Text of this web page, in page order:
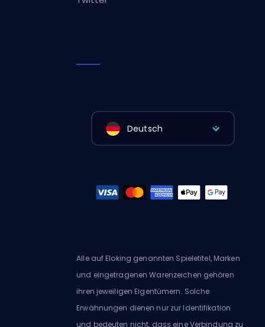
Deutsch
Alle auf Eloking genannten Spieletitel, Marken
und eingetragenen Warenzeichen gehören
ihren jeweiligen Eigentümern. Solche
Erwähnungen dienen nur zur Identifikation
und bedeuten nicht, dass eine Verbindung zu